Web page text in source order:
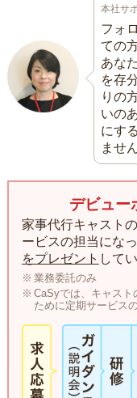
本社サ
フォ
ての
あな
を存
りの
いの
にす
ませ
デビュー
家事代行キャスト
ービスの担当にな
をプレゼント して
業務委託のみ
CaSyでは、キャスト
ために定期サービス